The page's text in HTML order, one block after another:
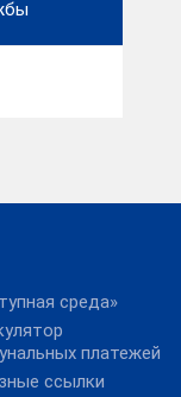
среда»
платежей
ссылки